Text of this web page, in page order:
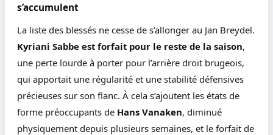
s’accumulent
La liste des blessés ne cesse de s’allonger au Jan Breydel.
Kyriani Sabbe est forfait pour le reste de la saison,
une perte lourde à porter pour l’arrière droit brugeois,
qui apportait une régularité et une stabilité défensives
précieuses sur son flanc. À cela s’ajoutent les états de
forme préoccupants de Hans Vanaken, diminué
physiquement depuis plusieurs semaines, et le forfait de